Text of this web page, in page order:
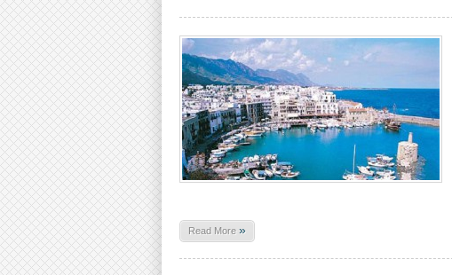
Read More »